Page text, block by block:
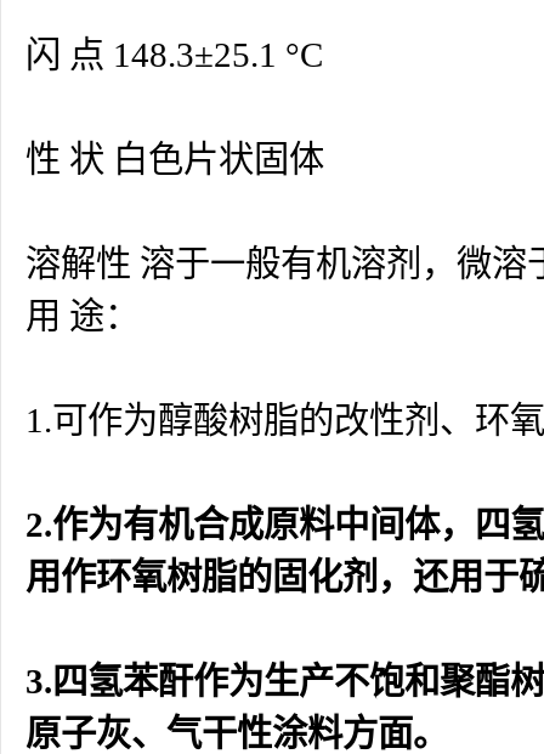
闪 点 148.3±25.1 °C
性 状 白色片状固体
溶解性 溶于一般有机溶剂，微溶
用 途：
1.可作为醇酸树脂的改性剂、环
2.作为有机合成原料中间体，四
用作环氧树脂的固化剂，还用于
3.四氢苯酐作为生产不饱和聚酯
原子灰、气干性涂料方面。